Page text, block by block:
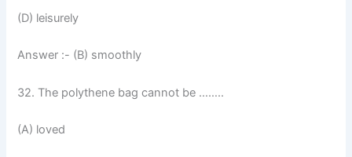
(D) leisurely
Answer :- (B) smoothly
32. The polythene bag cannot be ……..
(A) loved